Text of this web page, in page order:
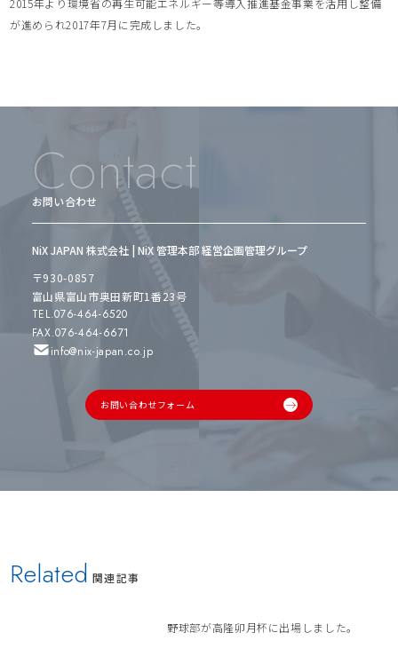
2015年より環境省の再生可能エネルギー等導入推進基金事業を活用し整備
が進められ2017年7月に完成しました。
Contact
お問い合わせ
NiX JAPAN 株式会社 | NiX 管理本部 経営企画管理グループ
〒930-0857
富山県富山市奥田新町1番23号
TEL.076-464-6520
FAX.076-464-6671
info@nix-japan.co.jp
お問い合わせフォーム
Related 関連記事
野球部が高隆卯月杯に出場しました。